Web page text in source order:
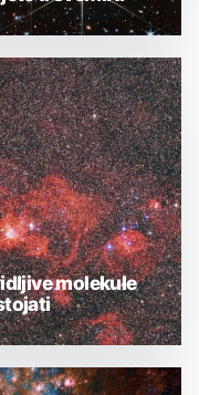
molekule